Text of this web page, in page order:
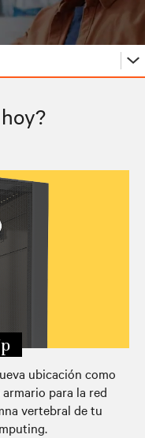
ubicación como
para la red
vertebral de tu